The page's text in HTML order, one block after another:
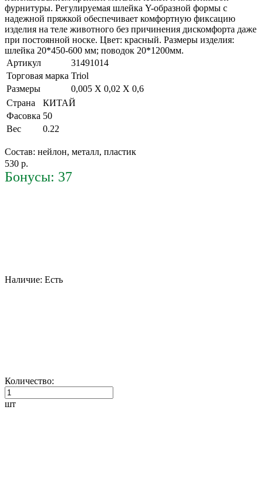
фурнитуры. Регулируемая шлейка Y-образной формы с
надежной пряжкой обеспечивает комфортную фиксацию
изделия на теле животного без причинения дискомфорта даже
при постоянной носке. Цвет: красный. Размеры изделия:
шлейка 20*450-600 мм; поводок 20*1200мм.
Артикул
31491014
Торговая марка Triol
Размеры
0,005 X 0,02 X 0,6
Страна
КИТАЙ
Фасовка 50
Вес
0.22
Состав: нейлон, металл, пластик
530 р.
Бонусы: 37
Наличие: Есть
Количество:
шт